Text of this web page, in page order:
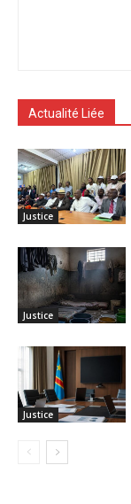
Actualité Liée
Justice
Justice
Justice